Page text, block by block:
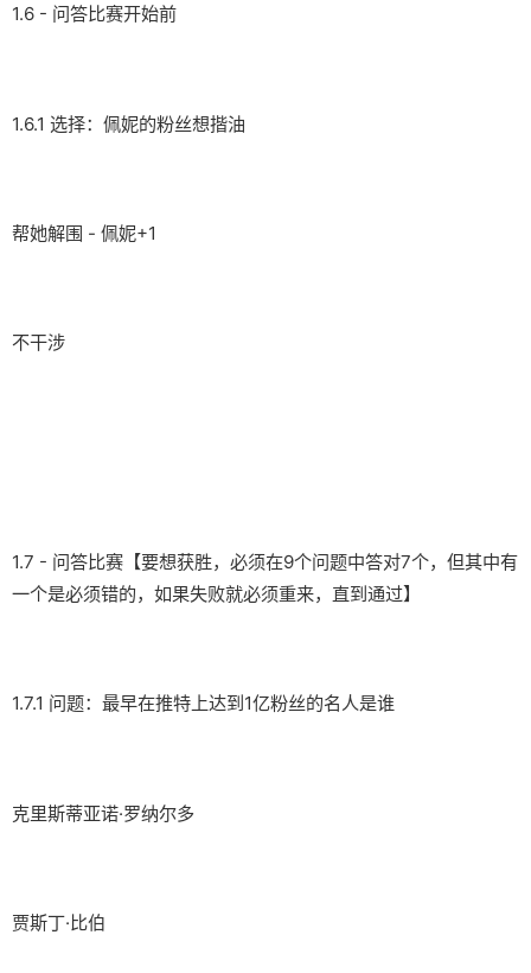
1.6 - 问答比赛开始前
1.6.1 选择：佩妮的粉丝想揩油
帮她解围 - 佩妮+1
不干涉
1.7 - 问答比赛【要想获胜，必须在9个问题中答对7个，但其中有
一个是必须错的，如果失败就必须重来，直到通过】
1.7.1 问题：最早在推特上达到1亿粉丝的名人是谁
克里斯蒂亚诺·罗纳尔多
贾斯丁·比伯